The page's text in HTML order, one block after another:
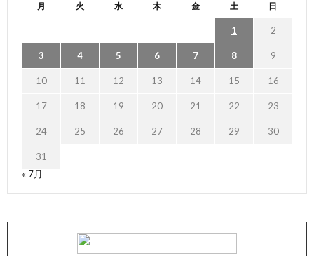
月 火 水 木 金 土 日
1 2
3 4 5 6 7 8 9
10 11 12 13 14 15 16
17 18 19 20 21 22 23
24 25 26 27 28 29 30
31
« 7月